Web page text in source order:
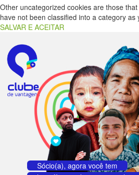
Other uncategorized cookies are those
have not been classified into a category as
SALVAR E ACEITAR
Sócio(a), agora você tem